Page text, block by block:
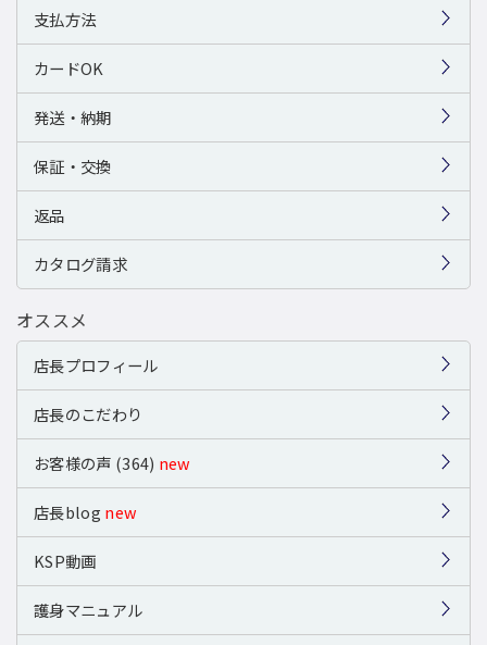
支払方法
カードOK
発送・納期
保証・交換
返品
カタログ請求
オススメ
店長プロフィール
店長のこだわり
お客様の声 (364) new
店長blog new
KSP動画
護身マニュアル